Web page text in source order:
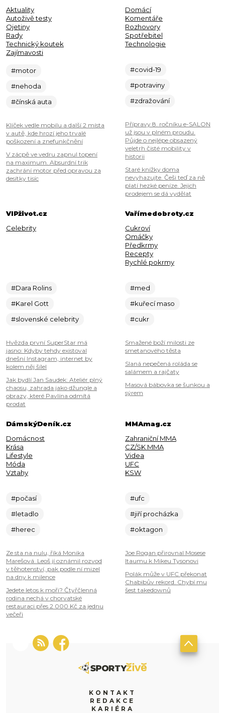
Aktuality
Autoživě testy
Ojetiny
Rady
Technický koutek
Zajímavosti
#motor
#nehoda
#čínská auta
Klíček vedle mobilu a další 2 místa
v autě, kde hrozí jeho trvalé
poškození a znefunkčnění
V zácpě ve vedru zapnul topení
na maximum. Absurdní trik
zachrání motor před opravou za
desítky tisíc
Domácí
Komentáře
Rozhovory
Spotřebitel
Technologie
#covid-19
#potraviny
#zdražování
Přípravy 8. ročníku e-SALON
už jsou v plném proudu.
Půjde o nejlépe obsazený
veletrh čisté mobility v
historii
Staré knížky doma
nevyhazujte. Češi teď za ně
platí hezké peníze. Jejich
prodejem se dá vydělat
VIPživot.cz
Celebrity
#Dara Rolins
#Karel Gott
#slovenské celebrity
Hvězda první SuperStar má
jasno: Kdyby tehdy existoval
dnešní Instagram, internet by
kolem něj šílel
Jak bydlí Jan Saudek: Ateliér plný
chaosu, zahrada jako džungle a
obrazy, které Pavlína odmítá
prodat
Vařímedobroty.cz
Cukroví
Omáčky
Předkrmy
Recepty
Rychlé pokrmy
#med
#kuřecí maso
#cukr
Smažené boží milosti ze
smetanového těsta
Slaná nepečená roláda se
salámem a rajčaty
Masová bábovka se šunkou a
sýrem
DámskýDeník.cz
Domácnost
Krása
Lifestyle
Móda
Vztahy
#počasí
#letadlo
#herec
Ze sta na nulu, říká Monika
Marešová. Leoš jí oznámil rozvod
v těhotenství, pak podle ní mizel
na dny k milence
Jedete letos k moři? Čtyřčlenná
rodina nechá v chorvatské
restauraci přes 2 000 Kč za jednu
večeři
MMAmag.cz
Zahraniční MMA
CZ/SK MMA
Videa
UFC
KSW
#ufc
#jiří procházka
#oktagon
Joe Rogan přirovnal Mosese
Itaumu k Mikeu Tysonovi
Polák může v UFC překonat
Chabibův rekord. Chybí mu
šest takedownů
KONTAKT
REDAKCE
KARIÉRA